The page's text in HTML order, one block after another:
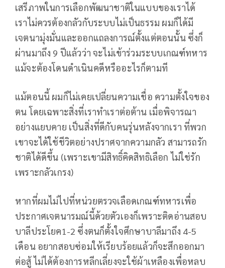
เสรีภาพในการเลือกพัฒนาชาติในแบบของเราได้
เราไม่ควรต้องกลัวกับระบบไม่เป็นธรรม ผมก็ได้มี
เจตนามุ่งมั่นและออกแถลงการณ์ตั้งแต่ตอนนั้น ซึ่งก็
ผ่านมาถึง 9 ปีแล้วว่า จะไม่เข้าร่วมระบบเกณฑ์ทหาร
แม้จะต้องโดนดำเนินคดีหรืออะไรก็ตามที
แม้ตอนนี้ ผมก็ไม่เคยเปลี่ยนความเชื่อ ความตั้งใจของ
ตน โดยเฉพาะสิ่งที่เราทำเราต่อต้าน เมื่อพิจารณา
อย่างแยบคาย เป็นสิ่งที่ดีกับคนรุ่นหลังจากเรา ที่พวก
เขาจะได้ใช้ชีวิตอย่างปราศจากความกลัว สามารถรัก
ชาติได้ดีขึ้น (เพราะเขามีสิทธิ์คิดสิทธิเลือก ไม่ใช่รัก
เพราะกลัวเกรง)
หากที่ผมไม่ไปที่หน่วยตรวจเลือดเกณฑ์ทหารเพื่อ
ประกาศเจตนารมณ์นี้ด้วยตัวเองก็เพราะติดอ่านสอบ
บาลีประโยค1-2 ซึ่งตนก็ตั้งใจศึกษาบาลีมาถึง 4-5
เดือน อยากสอบซ่อมให้เรียบร้อยแล้วก็จะสึกออกมา
ต่อสู้ ไม่ได้ต้องการหลีกเลี่ยงจะใช้ผ้าเหลืองเพื่อหลบ